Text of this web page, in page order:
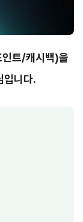
인트/캐시백)을
입니다.